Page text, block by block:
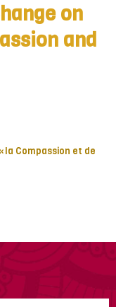
on
and
la Compassion et de